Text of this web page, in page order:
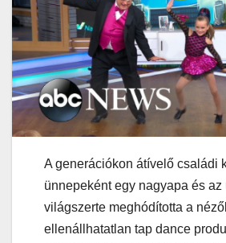
A generációkon átívelő családi
ünnepeként egy nagyapa és az
világszerte meghódította a
ellenállhatatlan tap dance